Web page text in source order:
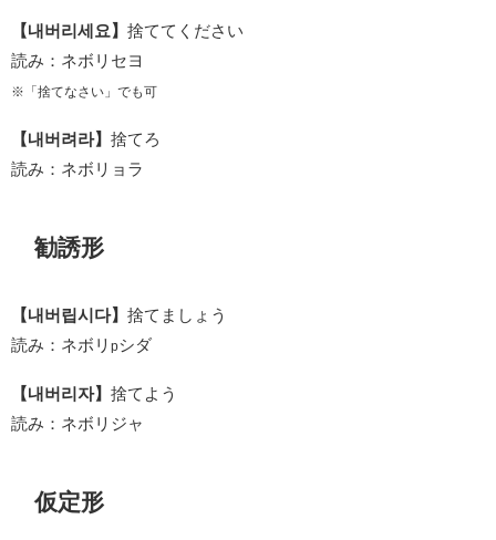
【내버리세요】 捨ててください
読み：ネボリセヨ
※「捨てなさい」でも可
【내버려라】 捨てろ
読み：ネボリョラ
勧誘形
【내버립시다】 捨てましょう
読み：ネボリ pシダ
【내버리자】 捨てよう
読み：ネボリジャ
仮定形